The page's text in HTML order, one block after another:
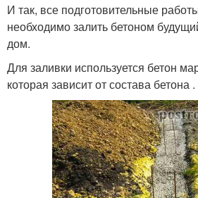
И так, все подготовительные
необходимо залить бетоном
дом.
Для заливки используется бетон
которая зависит от состава бетона .